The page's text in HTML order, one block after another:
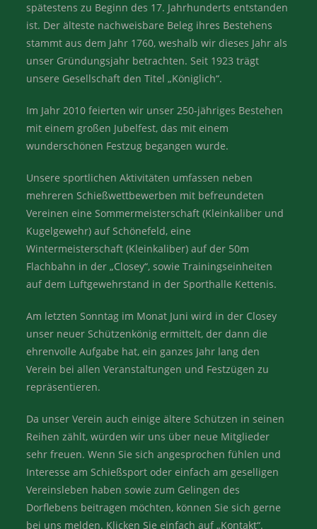
spätestens zu Beginn des 17. Jahrhunderts entstanden
ist. Der älteste nachweisbare Beleg ihres Bestehens
stammt aus dem Jahr 1760, weshalb wir dieses Jahr als
unser Gründungsjahr betrachten. Seit 1923 trägt
unsere Gesellschaft den Titel „Königlich“.
Im Jahr 2010 feierten wir unser 250-jähriges Bestehen
mit einem großen Jubelfest, das mit einem
wunderschönen Festzug begangen wurde.
Unsere sportlichen Aktivitäten umfassen neben
mehreren Schießwettbewerben mit befreundeten
Vereinen eine Sommermeisterschaft (Kleinkaliber und
Kugelgewehr) auf Schönefeld, eine
Wintermeisterschaft (Kleinkaliber) auf der 50m
Flachbahn in der „Closey“, sowie Trainingseinheiten
auf dem Luftgewehrstand in der Sporthalle Kettenis.
Am letzten Sonntag im Monat Juni wird in der Closey
unser neuer Schützenkönig ermittelt, der dann die
ehrenvolle Aufgabe hat, ein ganzes Jahr lang den
Verein bei allen Veranstaltungen und Festzügen zu
repräsentieren.
Da unser Verein auch einige ältere Schützen in seinen
Reihen zählt, würden wir uns über neue Mitglieder
sehr freuen. Wenn Sie sich angesprochen fühlen und
Interesse am Schießsport oder einfach am geselligen
Vereinsleben haben sowie zum Gelingen des
Dorflebens beitragen möchten, können Sie sich gerne
bei uns melden. Klicken Sie einfach auf „Kontakt“.